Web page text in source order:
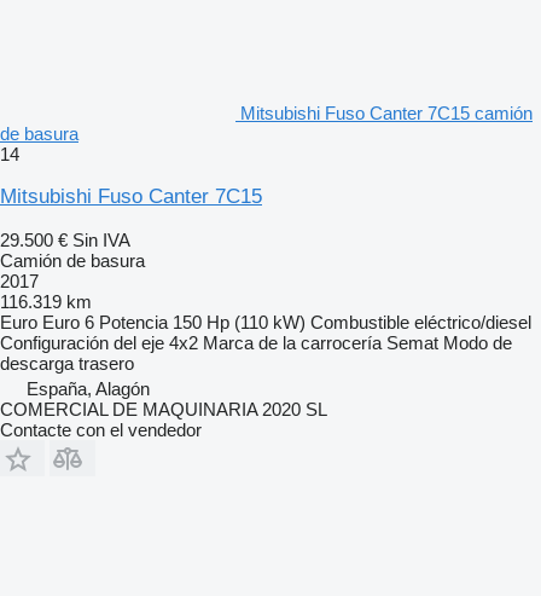
Mitsubishi Fuso Canter 7C15 camión
de basura
14
Mitsubishi Fuso Canter 7C15
29.500 € Sin IVA
Camión de basura
2017
116.319 km
Euro Euro 6 Potencia 150 Hp (110 kW) Combustible eléctrico/diesel
Configuración del eje 4x2 Marca de la carrocería Semat Modo de
descarga trasero
España, Alagón
COMERCIAL DE MAQUINARIA 2020 SL
Contacte con el vendedor